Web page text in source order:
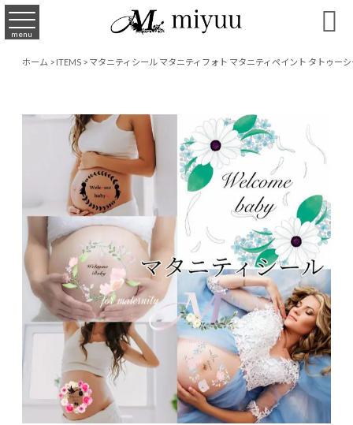
menu 
ホーム>ITEMS>マタニティシール マタニティフォト マタニティペイント タトゥー